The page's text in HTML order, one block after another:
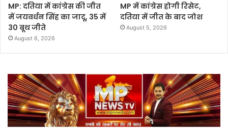
MP: दतिया में कांग्रेस की जीत
में जयवर्धन सिंह का जादू, 35 में
30 बूथ जीते
August 6, 2026
MP में कांग्रेस होगी रिसेट,
दतिया में जीत के बाद जोश
August 5, 2026